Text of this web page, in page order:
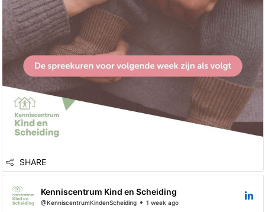
SHARE
Kenniscentrum Kind en Scheiding
@KenniscentrumKindenScheiding 1 week ago